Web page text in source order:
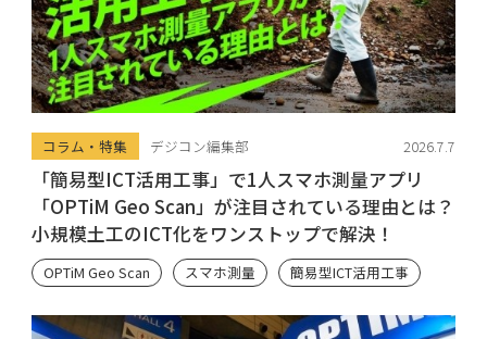
コラム・特集 デジコン編集部 2026.7.7
「簡易型ICT活用工事」で1人スマホ測量アプリ
「OPTiM Geo Scan」が注目されている理由とは？
小規模土工のICT化をワンストップで解決！
OPTiM Geo Scan スマホ測量 簡易型ICT活用工事